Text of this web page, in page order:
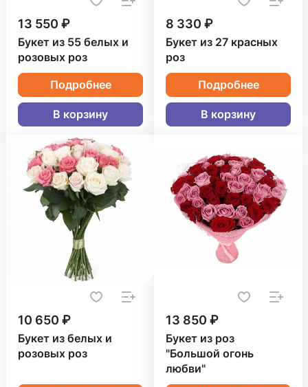
13 550 ₽
Букет из 55 белых и
розовых роз
Подробнее
В корзину
8 330 ₽
Букет из 27 красных
роз
Подробнее
В корзину
10 650 ₽
Букет из белых и
розовых роз
13 850 ₽
Букет из роз
"Большой огонь
любви"